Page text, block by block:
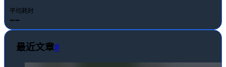
平均耗时
--
最近文章#